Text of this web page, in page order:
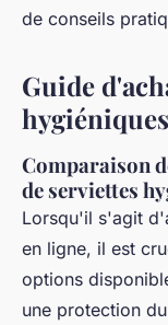
de conseils
Guide
Comparaison
de serviettes
Lorsqu'il s'agit
en ligne, il est
options
une protection